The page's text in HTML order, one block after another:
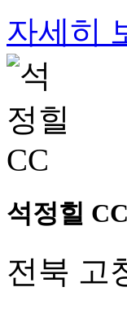
자세히
석정힐 CC
전북 고